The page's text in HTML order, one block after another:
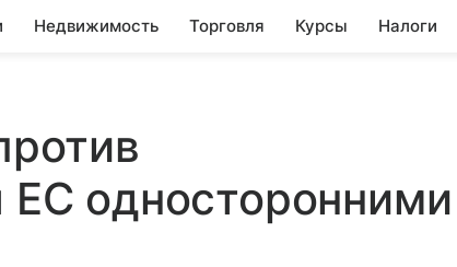
Недвижимость Торговля Курсы Налоги
ЕС односторонними